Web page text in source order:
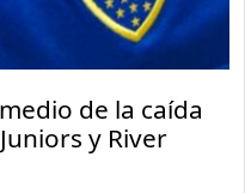
de la caída
y River